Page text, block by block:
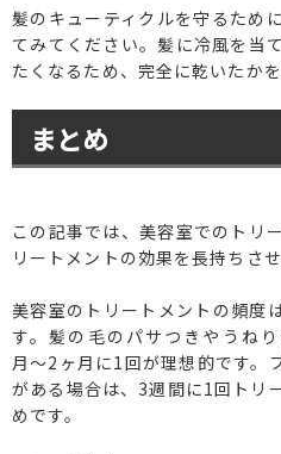
髪のキューティクルを守るため
てみてください。髪に冷風を当
たくなるため、完全に乾いたかを
まとめ
この記事では、美容室でのトリ
リートメントの効果を長持ちさ
美容室のトリートメントの頻度
す。髪の毛のパサつきやうね
月〜2ヶ月に1回が理想的です。
がある場合は、3週間に1回トリ
めです。